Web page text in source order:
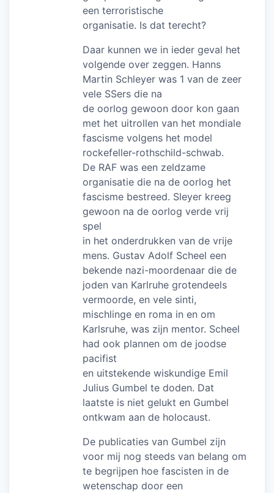
een terroristische
organisatie. Is dat terecht?
Daar kunnen we in ieder geval het
volgende over zeggen. Hanns
Martin Schleyer was 1 van de zeer
vele SSers die na
de oorlog gewoon door kon gaan
met het uitrollen van het mondiale
fascisme volgens het model
rockefeller-rothschild-schwab.
De RAF was een zeldzame
organisatie die na de oorlog het
fascisme bestreed. Sleyer kreeg
gewoon na de oorlog verde vrij
spel
in het onderdrukken van de vrije
mens. Gustav Adolf Scheel een
bekende nazi-moordenaar die de
joden van Karlruhe grotendeels
vermoorde, en vele sinti,
mischlinge en roma in en om
Karlsruhe, was zijn mentor. Scheel
had ook plannen om de joodse
pacifist
en uitstekende wiskundige Emil
Julius Gumbel te doden. Dat
laatste is niet gelukt en Gumbel
ontkwam aan de holocaust.
De publicaties van Gumbel zijn
voor mij nog steeds van belang om
te begrijpen hoe fascisten in de
wetenschap door een